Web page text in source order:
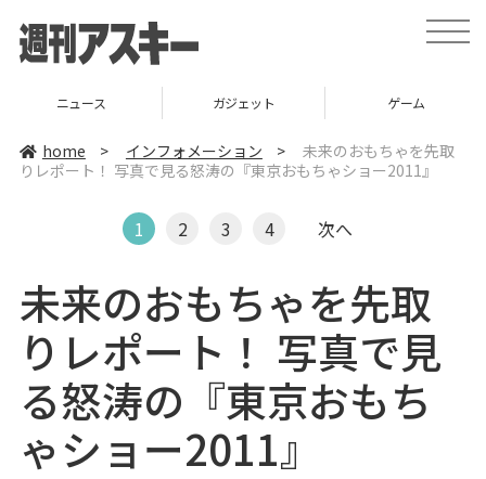
t
o
v
ニュース ガジェット ゲーム
home > インフォメーション >
未来のおもちゃを先取
りレポート！ 写真で見る怒涛の『東京おもちゃショー2011』
1 2 3 4 次へ
未来のおもちゃを先取
りレポート！ 写真で見
る怒涛の『東京おもち
ゃショー2011』